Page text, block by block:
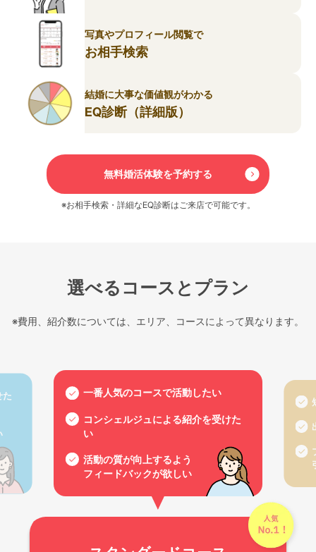
写真やプロフィール閲覧で
お相手検索
結婚に大事な価値観がわかる
EQ診断（詳細版）
無料婚活体験を予約する
※お相手検索・詳細なEQ診断はご来店で可能です。
選べるコースとプラン
※費用、紹介数については、エリア、コースによって異なります。
た 一番人気のコースで活動したい
コンシェルジュによる紹介を受けた
い
活動の質が向上するよう
フィードバックが欲しい